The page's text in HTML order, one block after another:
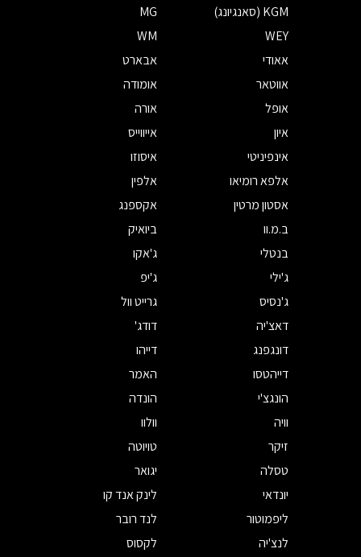
KGM (סאנגיונג)
MG
WEY
WM
אאודי
אבארט
אווטאר
אומודה
אופל
אורה
איון
אייווייס
אינפיניטי
איסוזו
אלפא רומיאו
אלפין
אסטון מרטין
אקספנג
ב.מ.וו
ביואיק
בנטלי
ג'אקו
ג'ילי
ג'יפ
ג'נסיס
גרייט וול
דאצ'יה
דודג'
דונגפנג
דייהו
דייהטסו
האמר
הונגצ'י
הונדה
וויה
וולוו
זיקר
טויוטה
טסלה
יגואר
יונדאי
לינק אנד קו
ליפמוטור
לנד רובר
לנצ'יה
לקסוס